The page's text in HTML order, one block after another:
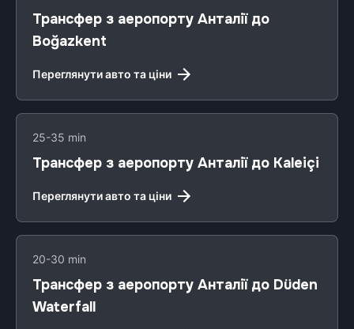
Трансфер з аеропорту Анталії до
Boğazkent
Переглянути авто та ціни
25-35 min
Трансфер з аеропорту Анталії до Kaleiçi
Переглянути авто та ціни
20-30 min
Трансфер з аеропорту Анталії до Düden
Waterfall